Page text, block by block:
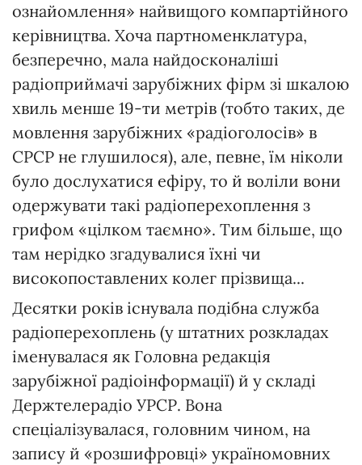
ознайомлення» найвищого компартійного
керівництва. Хоча партноменклатура,
безперечно, мала найдосконаліші
радіоприймачі зарубіжних фірм зі шкалою
хвиль менше 19-ти метрів (тобто таких, де
мовлення зарубіжних «радіоголосів» в
СРСР не глушилося), але, певне, їм ніколи
було дослухатися ефіру, то й воліли вони
одержувати такі радіоперехоплення з
грифом «цілком таємно». Тим більше, що
там нерідко згадувалися їхні чи
високопоставлених колег прізвища...
Десятки років існувала подібна служба
радіоперехоплень (у штатних розкладах
іменувалася як Головна редакція
зарубіжної радіоінформації) й у складі
Держтелерадіо УРСР. Вона
спеціалізувалася, головним чином, на
запису й «розшифровці» україномовних